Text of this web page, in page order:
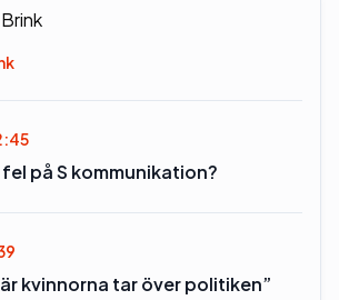
på S kommunikation?
kvinnorna tar över politiken”